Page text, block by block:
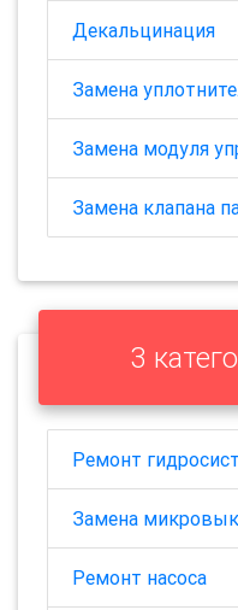
Декальцинация
Замена
Замена модуля
Замена клапана
3
Ремонт
Замена
Ремонт насоса